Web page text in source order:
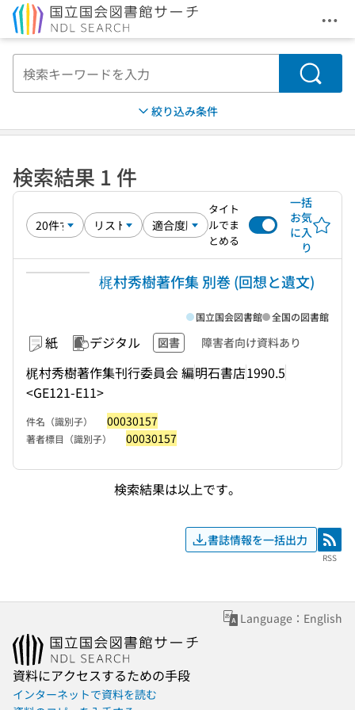
メ
検索
絞り込み条件
検索結果 1 件
タイト
ルでま
とめる
一括
お気
に入
り
梶村秀樹著作集 別巻 (回想と遺文)
紙 デジタル 図書 障害者向け資料あり
梶村秀樹著作集刊行委員会 編明石書店1990.5
<GE121-E11>
国立国会図書館 全国の図書館
件名（識別子） 00030157
著者標目（識別子） 00030157
検索結果は以上です。
書誌情報を一括出力 RSS
RSS
Language：English
資料にアクセスするための手段
インターネットで資料を読む